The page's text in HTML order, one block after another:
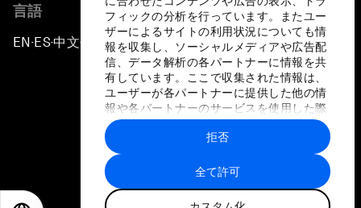
フィックの分析を行っています。またユー
ザーによるサイトの利用状況についても情
報を収集し、ソーシャルメディアや広告配
信、データ解析の各パートナーに情報を共
有しています。ここで収集された情報は、
ユーザーが各パートナーに提供した他の情
報や各パートナーのサービスを使用した際
に収集された情報と組み合わされ、各パー
トナーによって使用されることがありま
す。
全て許可
拒否
言語
EN ▪ ES▪中文▪ 日本語
プライバシーポリシーと利用規約
サイトマップ